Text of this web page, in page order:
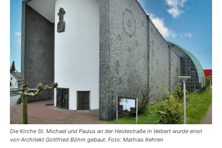
Die Kirche St. Michael und Paulus an der Heidestraße in Velbert wurde einst
von Architekt Gottfried Böhm gebaut. Foto: Mathias Kehren